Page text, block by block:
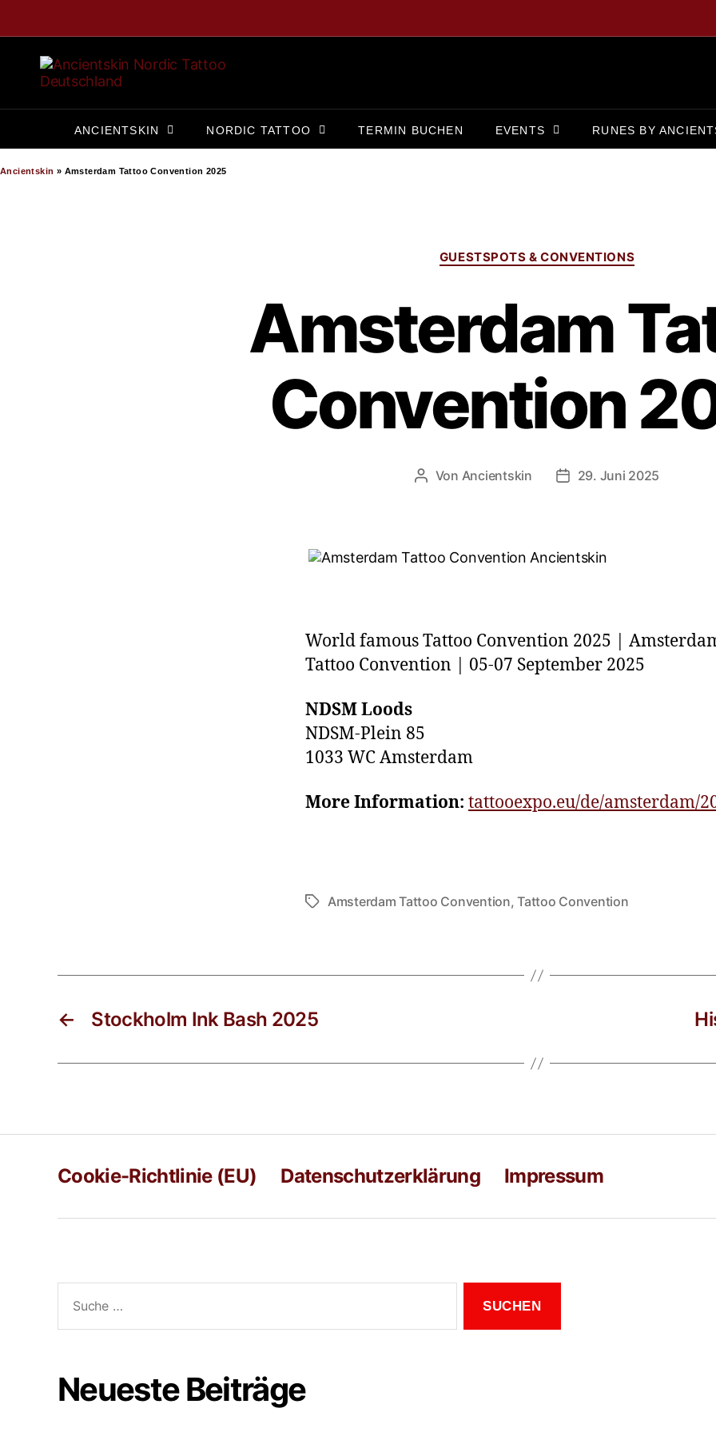
ANCIENTSKIN NORDIC TATTOO TERMIN BUCHEN EVENTS RUNES BY
Ancientskin » Amsterdam Tattoo Convention 2025
GUESTSPOTS & CONVENTIONS
Amsterdam
Convention
Von Ancientskin 29. Juni 2025
World famous Tattoo Convention 2025 |
Tattoo Convention | 05-07 September 2025
NDSM Loods
NDSM-Plein 85
1033 WC Amsterdam
More Information: tattooexpo.eu/de/amsterdam/
Amsterdam Tattoo Convention,Tattoo Convention
← Stockholm Ink Bash 2025
Cookie-Richtlinie (EU) Datenschutzerklärung Impressum
Neueste Beiträge